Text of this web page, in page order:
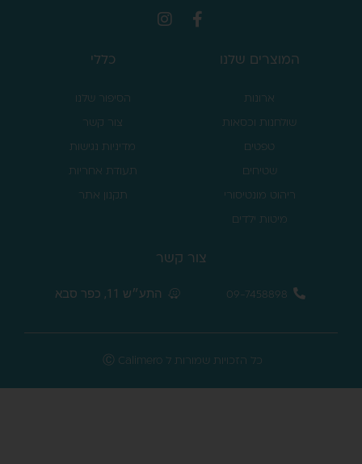
המוצרים שלנו
ארונות
שולחנות וכסאות
טפטים
שטיחים
ריהוט מונטיסורי
מיטות ילדים
כללי
הסיפור שלנו
צור קשר
מדיניות נגישות
תעודת אחריות
תקנון אתר
צור קשר
09-7458898 התע״ש 11, כפר סבא
כל הזכויות שמורות ל Ⓒ Calimero